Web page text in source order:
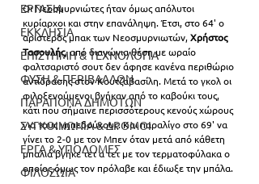
ΕΡΓΑΣΙΑ
ΕΚΚΛΗΣΙΑ
ΕΠΙΣΤΗΜΗ & ΤΕΧΝΟΛΟΓΙΑ
ΦΥΣΗ & ΠΕΡΙΒΑΛΛΟΝ
ΠΑΡΑΠΟΝΑ ΔΗΜΟΤΩΝ
ΣΥΓΚΟΙΝΩΝΙΑ & ΔΡΟΜΟΙ
ΕΡΓΑ & ΥΠΟΔΟΜΕΣ
ΦΙΛΟΖΩΙΑ
Οι Νεοσμυρνιώτες ήταν όμως απόλυτοι
κυρίαρχοι και στην επανάληψη. Έτσι, στο 64' ο
αριστερός μπακ των Νεοσμυρνιωτών, Χρήστος
Τασουλής, από διαγώνια θέση με ωραίο
φαλτσαριστό σουτ δεν άφησε κανένα περιθώριο
αντίδρασης στον Κουτζαβασίλη. Μετά το γκολ οι
φιλοξενούμενοι βγήκαν από το καβούκι τους,
κάτι που σήμαινε περισσότερους κενούς χώρους
για τους γηπεδούχους. Και παραλίγο στο 69' να
γίνει το 2-0 με τον Μπεν όταν μετά από κάθετη
μπαλιά βγήκε τετ α τετ με τον τερματοφύλακα ο
οποίος όμως τον πρόλαβε και έδιωξε την μπάλα.